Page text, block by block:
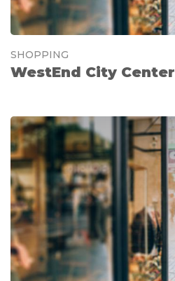
SHOPPING
WestEnd City Center